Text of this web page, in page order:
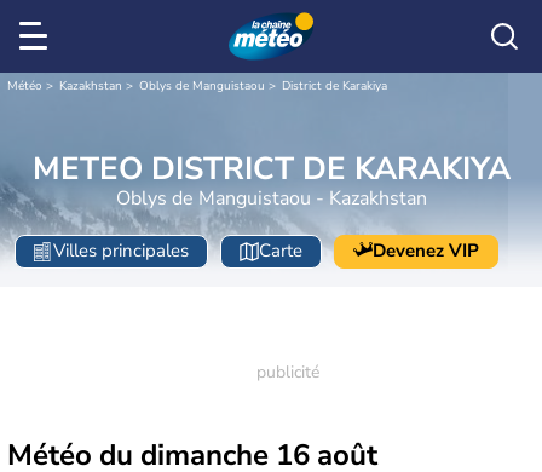
Météo Kazakhstan Oblys de Manguistaou District de Karakiya
METEO DISTRICT DE KARAKIYA
Oblys de Manguistaou - Kazakhstan
Villes principales Carte Devenez VIP
Météo du dimanche 16 août